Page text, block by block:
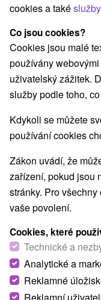
Google recenze
GPS:
N +49° 9' 3.07''
E +19° 20' 36.12''
Turistický region
cookies a také
Co jsou cookies?
Cookies jsou malé
používány
uživatelský zážitek.
služby podle toho,
Kdykoli se můžete
používání cookies
Zákon uvádí, že
zařízení, pokud jsou
stránky. Pro
vaše povolení.
Cookies, které
Technické a
Analytické a
Reklamné